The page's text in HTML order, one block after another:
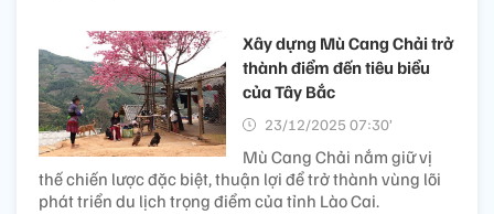
Xây dựng Mù Cang Chải trở
thành điểm đến tiêu biểu
của Tây Bắc
23/12/2025 07:30’
Mù Cang Chải nắm giữ vị
thế chiến lược đặc biệt, thuận lợi để trở thành vùng lõi
phát triển du lịch trọng điểm của tỉnh Lào Cai.